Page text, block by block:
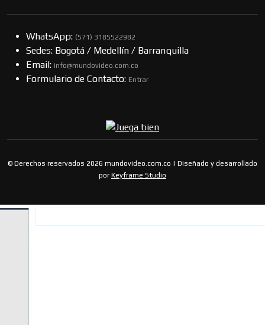
WhatsApp: (57​​1) 3185522982
Sedes: Bogotá / Medellín / Barranquilla
Email: info@mundovideo.com.co
Formulario de Contacto: Entrar
© Derechos reservados 2026 mundovideo.com.co | Diseñado y desarrollado
por Keyframe Studio